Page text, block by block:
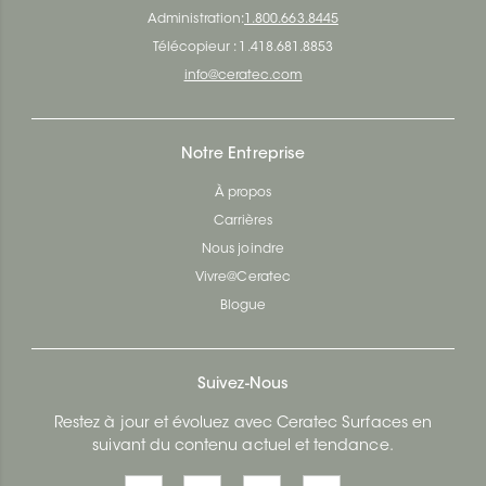
Administration: 1.800.663.8445
Télécopieur : 1.418.681.8853
info@ceratec.com
Notre Entreprise
À propos
Carrières
Nous joindre
Vivre@Ceratec
Blogue
Suivez-Nous
Restez à jour et évoluez avec Ceratec Surfaces en
suivant du contenu actuel et tendance.